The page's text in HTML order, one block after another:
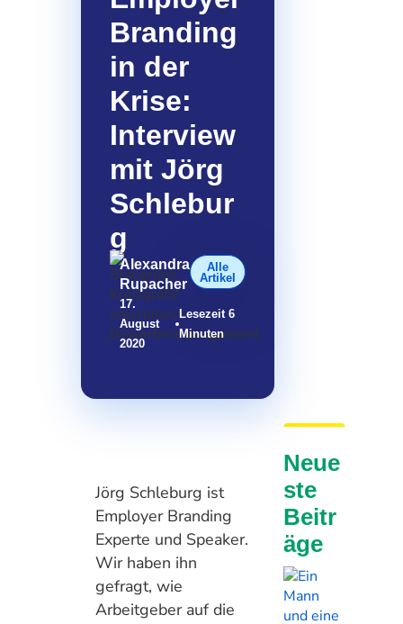
Branding
in der
Krise:
Interview
mit Jörg
Schlebur
g
Alexandra
Rupacher
Alle
Artikel
17.
August
2020
Lesezeit 6
Minuten
Jörg Schleburg ist
Employer Branding
Experte und Speaker.
Wir haben ihn
gefragt, wie
Arbeitgeber auf die
Neue
ste
Beitr
äge